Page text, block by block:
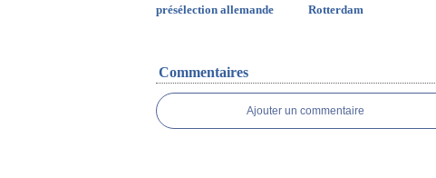
présélection allemande
Rotterdam
Commentaires
Ajouter un commentaire